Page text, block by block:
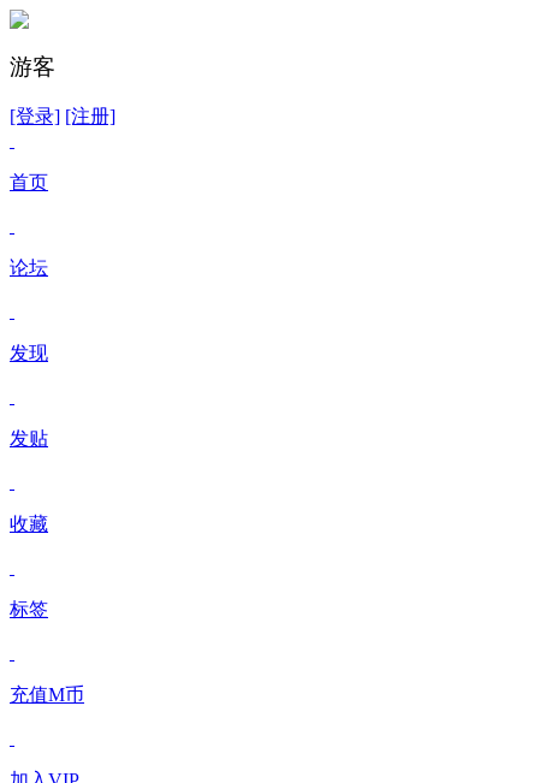
游客
[登录] [注册]
首页
论坛
发现
发贴
收藏
标签
充值M币